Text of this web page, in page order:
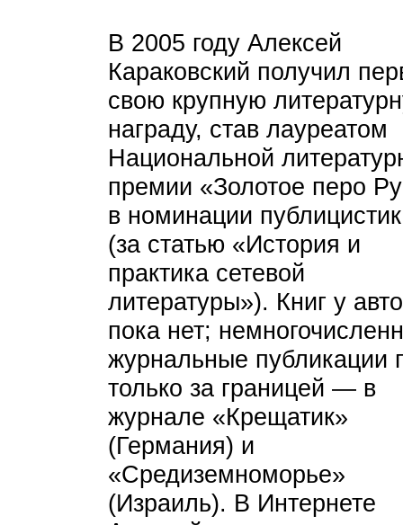
В 2005 году Алексей
Караковский получил
свою крупную
награду, став лауреатом
Национальной
премии «Золотое перо
в номинации
(за статью «История и
практика сетевой
литературы»). Книг у
пока нет;
журнальные публикации
только за границей — в
журнале «Крещатик»
(Германия) и
«Средиземноморье»
(Израиль). В Интернете